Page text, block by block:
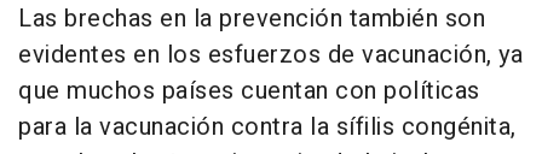
Las brechas en la prevención también son
evidentes en los esfuerzos de vacunación, ya
que muchos países cuentan con políticas
para la vacunación contra la sífilis congénita,